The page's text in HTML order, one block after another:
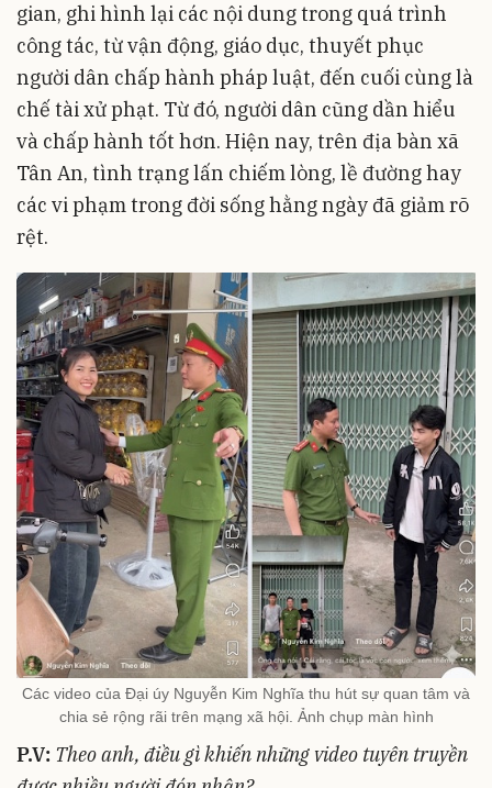
gian, ghi hình lại các nội dung trong quá trình
công tác, từ vận động, giáo dục, thuyết phục
người dân chấp hành pháp luật, đến cuối cùng là
chế tài xử phạt. Từ đó, người dân cũng dần hiểu
và chấp hành tốt hơn. Hiện nay, trên địa bàn xã
Tân An, tình trạng lấn chiếm lòng, lề đường hay
các vi phạm trong đời sống hằng ngày đã giảm rõ
rệt.
Các video của Đại úy Nguyễn Kim Nghĩa thu hút sự quan tâm và
chia sẻ rộng rãi trên mạng xã hội. Ảnh chụp màn hình
P.V: Theo anh, điều gì khiến những video tuyên truyền